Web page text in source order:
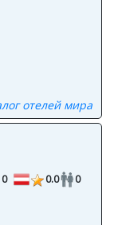
отелей мира